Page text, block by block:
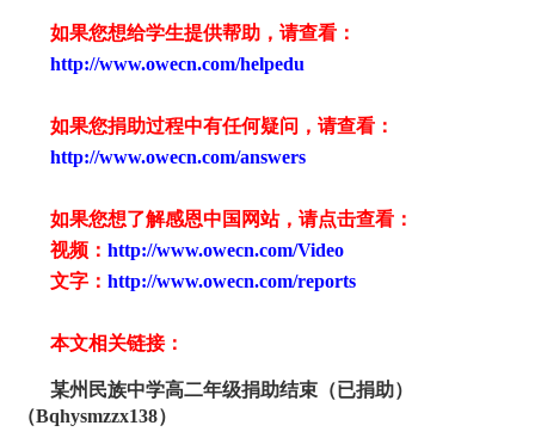
如果您想给学生提供帮助，请查看：
http://www.owecn.com/helpedu
如果您捐助过程中有任何疑问，请查看：
http://www.owecn.com/answers
如果您想了解感恩中国网站，请点击查看：
视频： http://www.owecn.com/Video
文字： http://www.owecn.com/reports
本文相关链接：
某州民族中学高二年级捐助结束（已捐助）
（Bqhysmzzx138）